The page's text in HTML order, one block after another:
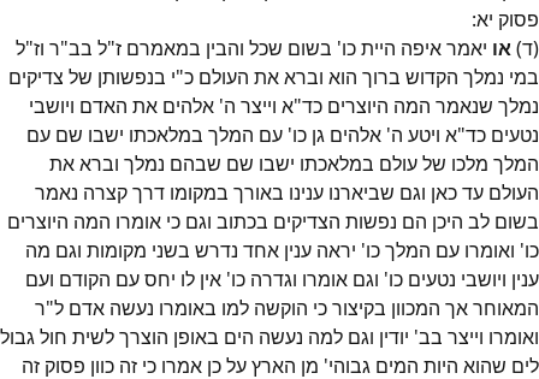
פסוק יא:
(ד)או יאמר איפה היית כו' בשום שכל והבין במאמרם ז"ל בב"ר וז"ל
במי נמלך הקדוש ברוך הוא וברא את העולם כ"י בנפשותן של צדיקים
נמלך שנאמר המה היוצרים כד"א וייצר ה' אלהים את האדם ויושבי
נטעים כד"א ויטע ה' אלהים גן כו' עם המלך במלאכתו ישבו שם עם
המלך מלכו של עולם במלאכתו ישבו שם שבהם נמלך וברא את
העולם עד כאן וגם שביארנו ענינו באורך במקומו דרך קצרה נאמר
בשום לב היכן הם נפשות הצדיקים בכתוב וגם כי אומרו המה היוצרים
כו' ואומרו עם המלך כו' יראה ענין אחד נדרש בשני מקומות וגם מה
ענין ויושבי נטעים כו' וגם אומרו וגדרה כו' אין לו יחס עם הקודם ועם
המאוחר אך המכוון בקיצור כי הוקשה למו באומרו נעשה אדם ל"ר
ואומרו וייצר בב' יודין וגם למה נעשה הים באופן הוצרך לשית חול גבול
לים שהוא היות המים גבוהי' מן הארץ על כן אמרו כי זה כוון פסוק זה